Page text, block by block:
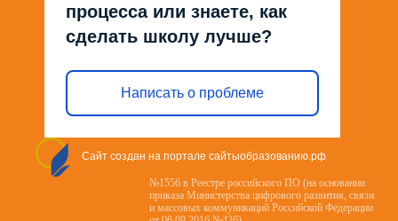
процесса или знаете, как
сделать школу лучше?
Написать о проблеме
Сайт создан на портале сайтыобразованию.рф
№1556 в Реестре российского ПО (на основании
приказа Министерства цифрового развития, связи
и массовых коммуникаций Российской Федерации